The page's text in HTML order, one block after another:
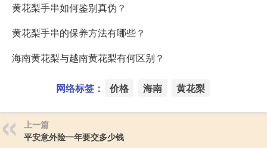
黄花梨手串如何鉴别真伪？
黄花梨手串的保养方法有哪些？
海南黄花梨与越南黄花梨有何区别？
网络标签： 价格 海南 黄花梨
上一篇
平安意外险一年要交多少钱